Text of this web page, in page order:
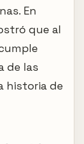
En
que al
de las
historia de